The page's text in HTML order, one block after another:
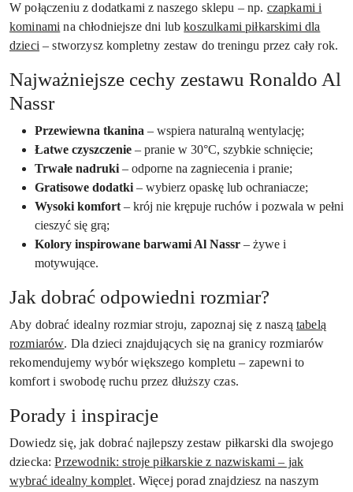
W połączeniu z dodatkami z naszego sklepu – np. czapkami i
kominami na chłodniejsze dni lubkoszulkami piłkarskimi dla
dzieci – stworzysz kompletny zestaw do treningu przez cały rok.
Najważniejsze cechy zestawu Ronaldo Al
Nassr
Przewiewna tkanina – wspiera naturalną wentylację;
Łatwe czyszczenie – pranie w 30°C, szybkie schnięcie;
Trwałe nadruki – odporne na zagniecenia i pranie;
Gratisowe dodatki – wybierz opaskę lub ochraniacze;
Wysoki komfort – krój nie krępuje ruchów i pozwala w pełni
cieszyć się grą;
Kolory inspirowane barwami Al Nassr – żywe i
motywujące.
Jak dobrać odpowiedni rozmiar?
Aby dobrać idealny rozmiar stroju, zapoznaj się z naszą tabelą
rozmiarów. Dla dzieci znajdujących się na granicy rozmiarów
rekomendujemy wybór większego kompletu – zapewni to
komfort i swobodę ruchu przez dłuższy czas.
Porady i inspiracje
Dowiedz się, jak dobrać najlepszy zestaw piłkarski dla swojego
dziecka:Przewodnik: stroje piłkarskie z nazwiskami – jak
wybrać idealny komplet. Więcej porad znajdziesz na naszym